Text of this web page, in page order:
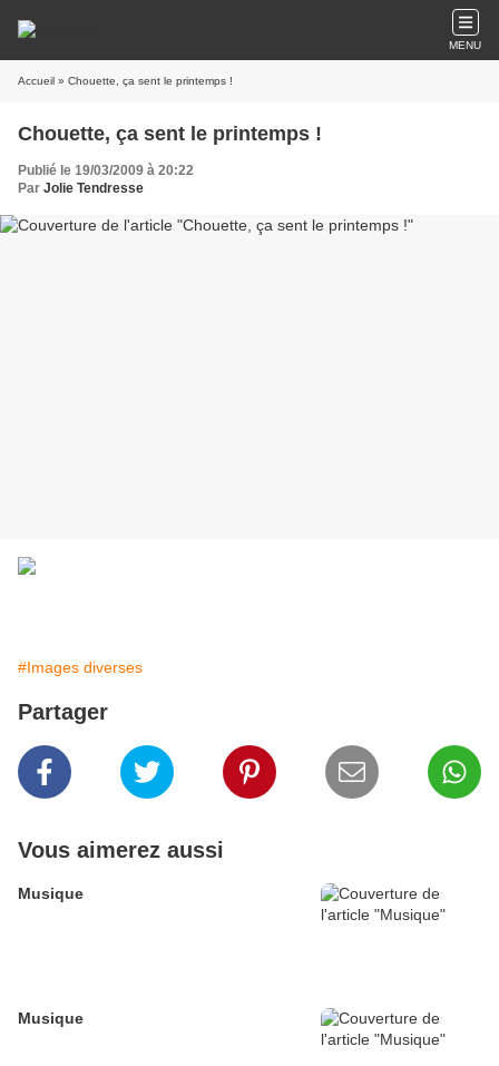
MENU
Accueil » Chouette, ça sent le printemps !
Chouette, ça sent le printemps !
Publié le 19/03/2009 à 20:22
Par Jolie Tendresse
#Images diverses
Partager
Vous aimerez aussi
Musique
Musique